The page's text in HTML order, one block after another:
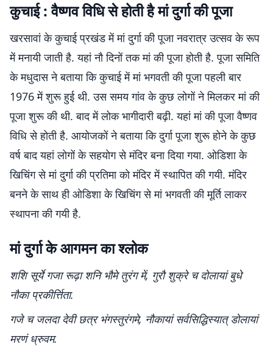
कुचाई : वैष्णव विधि से होती है मां दुर्गा की पूजा
खरसावां के कुचाई प्रखंड में मां दुर्गा की पूजा नवरात्र उत्सव के रूप
में मनायी जाती है. यहां नौ दिनों तक मां की पूजा होती है. पूजा समिति
के मधुदास ने बताया कि कुचाई में मां भगवती की पूजा पहली बार
1976 में शुरू हुई थी. उस समय गांव के कुछ लोगों ने मिलकर मां की
पूजा शुरू की थी. बाद में लोक भागीदारी बढ़ी. यहां मां की पूजा वैष्णव
विधि से होती है. आयोजकों ने बताया कि दुर्गा पूजा शुरू होने के कुछ
वर्ष बाद यहां लोगों के सहयोग से मंदिर बना दिया गया. ओडिशा के
खिचिंग से मां दुर्गा की प्रतिमा को मंदिर में स्थापित की गयी. मंदिर
बनने के साथ ही ओडिशा के खिचिंग से मां भगवती की मूर्ति लाकर
स्थापना की गयी है.
मां दुर्गा के आगमन का श्लोक
शशि सूर्ये गजा रूढ़ा शनि भौमे तुरंग में, गुरौ शुक्रे च दोलायां बुधे
नौका प्रकीर्त्तिता.
गजे च जलदा देवी छत्र भंगस्तुरंगमे, नौकायां सर्वसिद्धिस्यात् डोलायां
मरणं ध्रुवम.